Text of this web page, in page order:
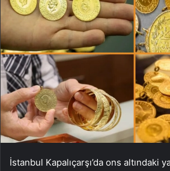
İstanbul Kapalıçarşı’da ons altındaki